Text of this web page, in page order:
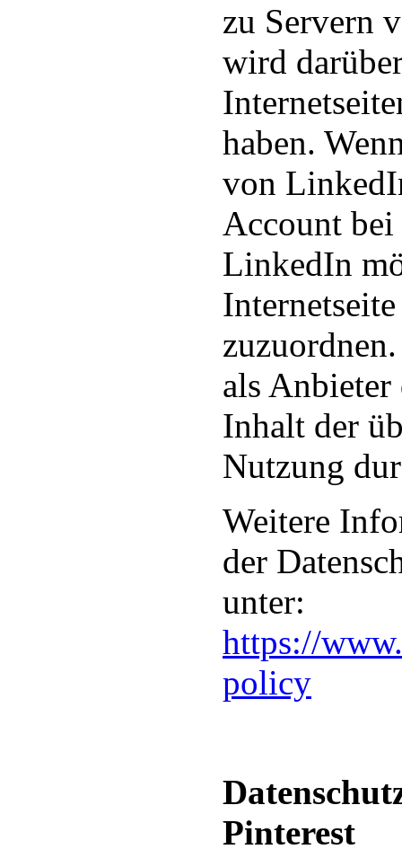
zu Servern
wird
haben.
von
Account
LinkedIn
als
Inhalt der
Nutzung
Weitere
der
unter:
https://
policy
Pinterest